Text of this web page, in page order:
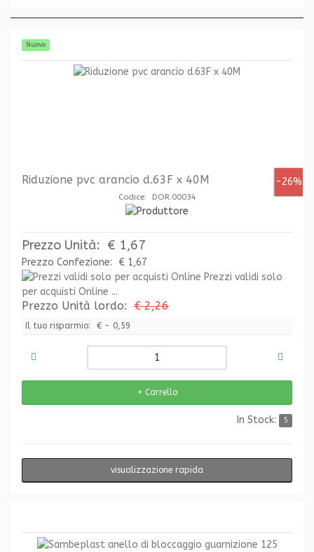
Nuovo
-26%
Riduzione pvc arancio d.63F x 40M
Codice: DOR.00034
Prezzo Unità: € 1,67
Prezzo Confezione:
€ 1,67
Prezzi validi solo
per acquisti Online ...
Prezzo Unità lordo: € 2,26
Il tuo risparmio: € - 0,59
In Stock: 5
visualizzazione rapida